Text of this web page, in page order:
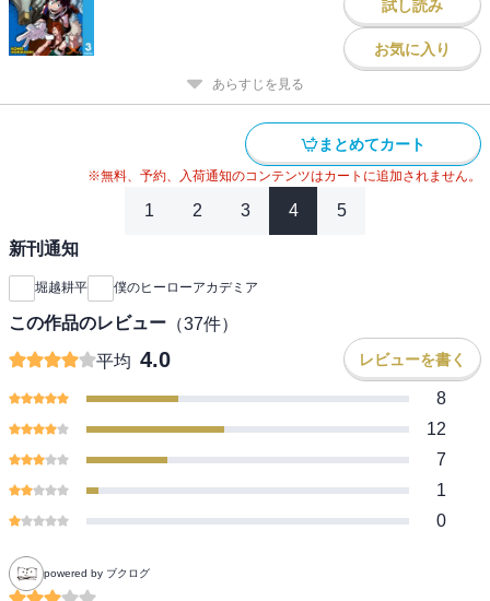
試し読み
お気に入り
あらすじを見る
まとめてカート
※無料、予約、入荷通知のコンテンツはカートに追加されません。
1 2 3 4 5
新刊通知
堀越耕平 僕のヒーローアカデミア
この作品のレビュー （37件）
平均 4.0 レビューを書く
8
12
7
1
0
powered by ブクログ